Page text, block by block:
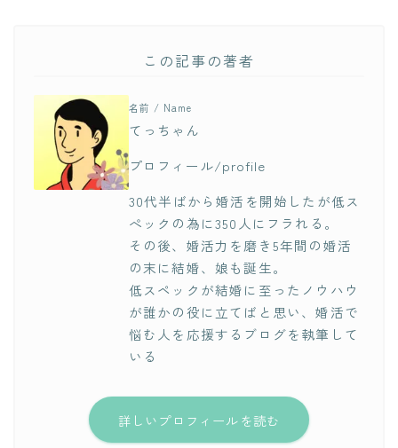
この記事の著者
名前 / Name
てっちゃん
プロフィール/profile
30代半ばから婚活を開始したが低ス
ぺックの為に350人にフラれる。
その後、婚活力を磨き5年間の婚活
の末に結婚、娘も誕生。
低スペックが結婚に至ったノウハウ
が誰かの役に立てばと思い、婚活で
悩む人を応援するブログを執筆して
いる
詳しいプロフィールを読む